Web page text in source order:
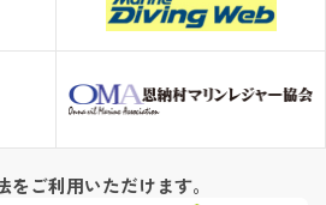
をご利用いただけます。